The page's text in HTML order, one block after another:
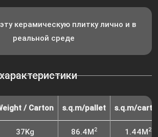
керамическую плитку лично и в
реальной среде
/ Carton s.q.m/pallet s.q.m/
37Kg 86.4M2 1.44M2